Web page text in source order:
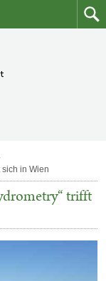
Zum
sich in Wien
trifft